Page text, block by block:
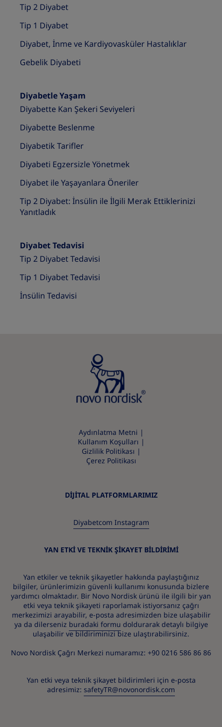
Tip 2 Diyabet
Tip 1 Diyabet
Diyabet, İnme ve Kardiyovasküler Hastalıklar
Gebelik Diyabeti
Diyabetle Yaşam
Diyabette Kan Şekeri Seviyeleri
Diyabette Beslenme
Diyabetik Tarifler
Diyabeti Egzersizle Yönetmek
Diyabet ile Yaşayanlara Öneriler
Tip 2 Diyabet: İnsülin ile İlgili Merak Ettiklerinizi
Yanıtladık
Diyabet Tedavisi
Tip 2 Diyabet Tedavisi
Tip 1 Diyabet Tedavisi
İnsülin Tedavisi
Aydınlatma Metni
Kullanım Koşulları
Gizlilik Politikası
Çerez Politikası
DİJİTAL PLATFORMLARIMIZ
Diyabetcom Instagram
YAN ETKİ VE TEKNİK ŞİKAYET BİLDİRİMİ
Yan etkiler ve teknik şikayetler hakkında paylaştığınız
bilgiler, ürünlerimizin güvenli kullanımı konusunda bizlere
yardımcı olmaktadır. Bir Novo Nordisk ürünü ile ilgili bir yan
etki veya teknik şikayeti raporlamak istiyorsanız çağrı
merkezimizi arayabilir, e-posta adresimizden bize ulaşabilir
ya da dilerseniz buradaki formu doldurarak detaylı bilgiye
ulaşabilir ve bildiriminizi bize ulaştırabilirsiniz.
Novo Nordisk Çağrı Merkezi numaramız: +90 0216 586 86 86
Yan etki veya teknik şikayet bildirimleri için e-posta
adresimiz: safetyTR@novonordisk.com